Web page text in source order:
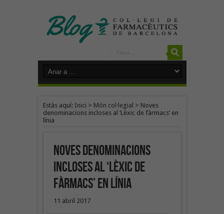
Estàs aquí: Inici > Món col·legial > Noves
denominacions incloses al ‘Lèxic de fàrmacs’ en
línia
Noves denominacions
incloses al ‘Lèxic de
fàrmacs’ en línia
11 abril 2017